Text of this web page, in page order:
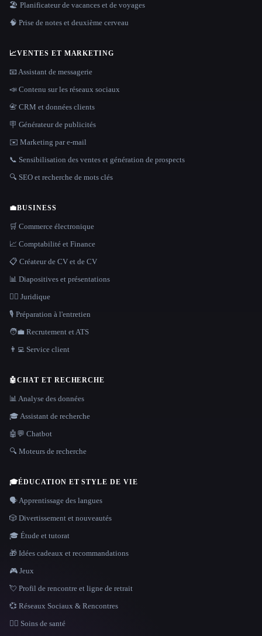
🏖 Planificateur de vacances et de voyages
🧠 Prise de notes et deuxième cerveau
📈VENTES ET MARKETING
📧 Assistant de messagerie
📣 Contenu sur les réseaux sociaux
📇 CRM et données clients
🪧 Générateur de publicités
✉️ Marketing par e-mail
📞 Sensibilisation des ventes et génération de prospects
🔍 SEO et recherche de mots clés
💼BUSINESS
🛒 Commerce électronique
📈 Comptabilité et Finance
📋 Créateur de CV et de CV
📊 Diapositives et présentations
👩‍⚖️ Juridique
🎙️ Préparation à l'entretien
🧑‍💼 Recrutement et ATS
👨‍💻 Service client
🤖CHAT ET RECHERCHE
📊 Analyse des données
🎓 Assistant de recherche
🤖💬 Chatbot
🔍 Moteurs de recherche
🎓ÉDUCATION ET STYLE DE VIE
🗣️ Apprentissage des langues
🎲 Divertissement et nouveautés
🎓 Étude et tutorat
🎁 Idées cadeaux et recommandations
🎮 Jeux
💘 Profil de rencontre et ligne de retrait
💞 Réseaux Sociaux & Rencontres
👩‍⚕️ Soins de santé